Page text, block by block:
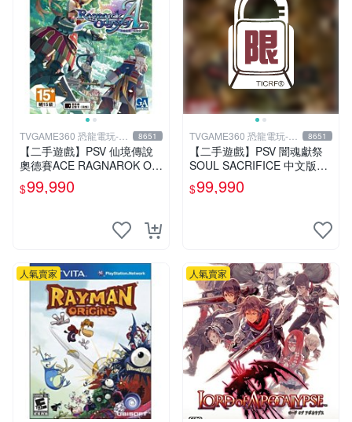
TVGAME360 恐龍電玩-台
中店
8651
【二手遊戲】PSV 仙境傳說
奧德賽ACE RAGNAROK OD
YSSEY ACE 中文版【台中恐
龍電玩】
$99,990
TVGAME360 恐龍電玩-台
中店
8651
【二手遊戲】PSV 闇魂獻祭
SOUL SACRIFICE 中文版
【台中恐龍電玩】
$99,990
人氣賣家 人氣賣家